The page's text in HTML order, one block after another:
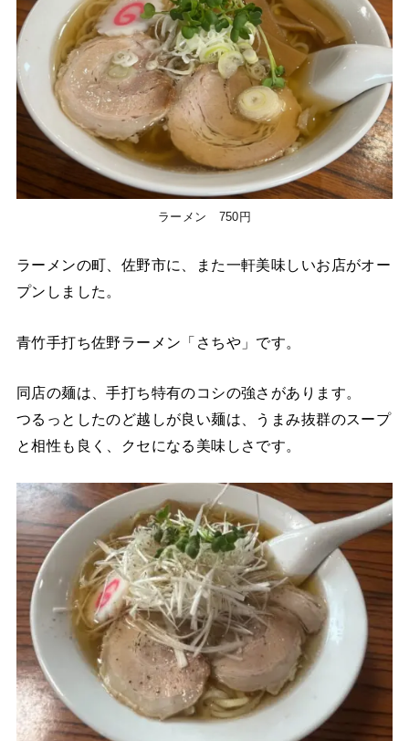
ラーメン 750円
ラーメンの町、佐野市に、また一軒美味しいお店がオー
プンしました。
青竹手打ち佐野ラーメン「さちや」です。
同店の麺は、手打ち特有のコシの強さがあります。
つるっとしたのど越しが良い麺は、うまみ抜群のスープ
と相性も良く、クセになる美味しさです。